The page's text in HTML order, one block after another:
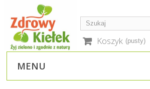
Koszyk (pusty)
MENU